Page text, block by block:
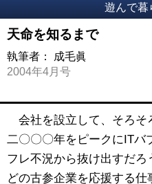
遊んで暮
天命を知るまで
執筆者：
成毛眞
2004年4月号
会社を設立して、そろそ
二〇〇〇年をピークにITバ
フレ不況から抜け出すだ
どの古参企業を応援する